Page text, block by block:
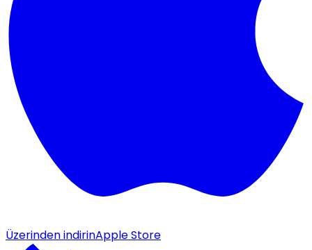
Üzerinden indirinApple Store